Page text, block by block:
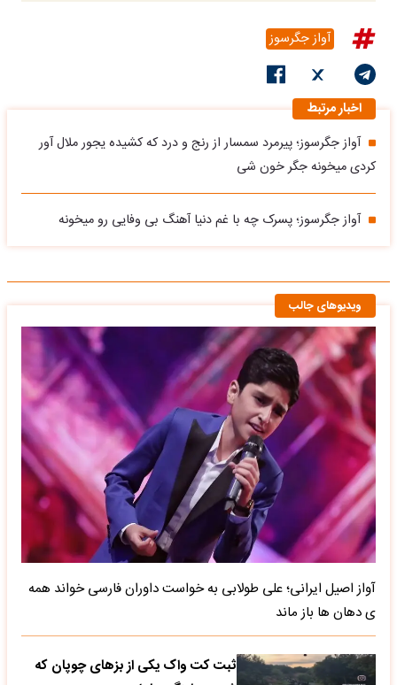
آواز جگرسوز
اخبار مرتبط
آواز جگرسوز؛ پیرمرد سمسار از رنج و درد که کشیده یجور ملال آور
کردی میخونه جگر خون شی
آواز جگرسوز؛ پسرک چه با غم دنیا آهنگ بی وفایی رو میخونه
ویدیوهای جالب
آواز اصیل ایرانی؛ علی طولابی به خواست داوران فارسی خواند همه
ی دهان ها باز ماند
ثبت کت واک یکی از بزهای چوپان که